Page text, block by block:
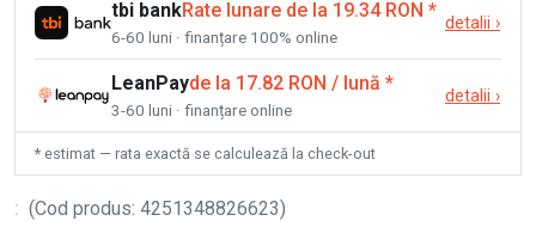
tbi bankRate lunare de la 19.34 RON *
6-60 luni · finanțare 100% online
detalii ›
LeanPayde la 17.82 RON / lună *
3-60 luni · finanțare online
detalii ›
* estimat — rata exactă se calculează la check-out
: (Cod produs: 4251348826623)